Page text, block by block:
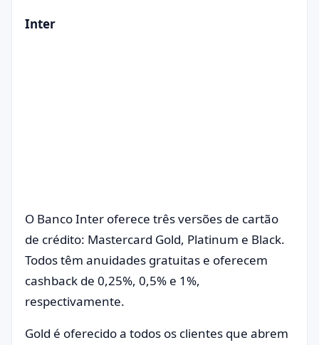
Inter
O Banco Inter oferece três versões de cartão
de crédito: Mastercard Gold, Platinum e Black.
Todos têm anuidades gratuitas e oferecem
cashback de 0,25%, 0,5% e 1%,
respectivamente.
Gold é oferecido a todos os clientes que abrem